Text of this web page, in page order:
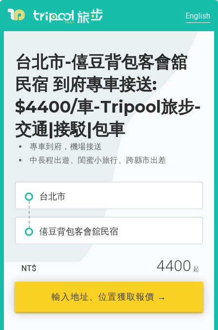
English
台北市-僖豆背包客會舘
民宿 到府專車接送:
$4400/車-Tripool旅步-
交通|接駁|包車
專車到府，機場接送
中長程出遊、閨蜜小旅行、跨縣市出差
台北市
僖豆背包客會舘民宿
NT$ 4400 起
輸入地址、位置獲取報價 →